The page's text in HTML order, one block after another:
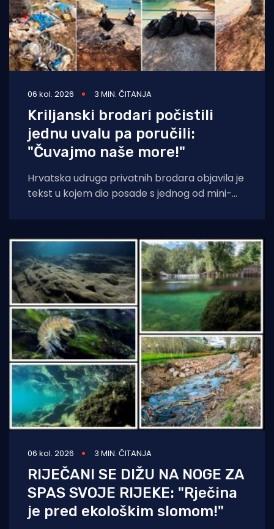
06 kol. 2026 3 MIN. ČITANJA
Kriljanski brodari počistili
jednu uvalu pa poručili:
"Čuvajmo naše more!"
Hrvatska udruga privatnih brodara objavila je
tekst u kojem dio posade s jednog od mini-
06 kol. 2026 3 MIN. ČITANJA
RIJEČANI SE DIŽU NA NOGE ZA
SPAS SVOJE RIJEKE: "Rječina
je pred ekološkim slomom!"